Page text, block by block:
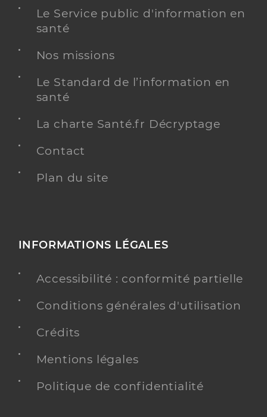
Le Service public d'information en
santé
Nos missions
Le Standard de l’information en
santé
La charte Santé.fr Décryptage
Contact
Plan du site
INFORMATIONS LÉGALES
Accessibilité : conformité partielle
Conditions générales d'utilisation
Crédits
Mentions légales
Politique de confidentialité